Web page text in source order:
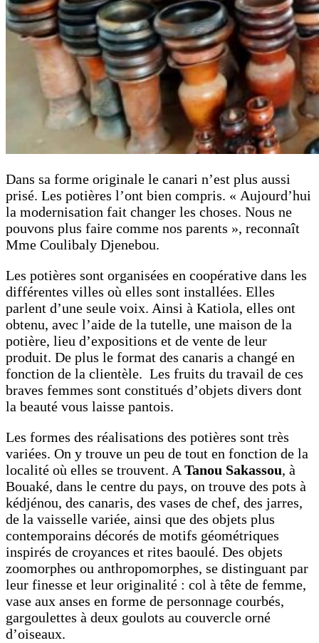
Dans sa forme originale le canari n’est plus aussi
prisé. Les potières l’ont bien compris. « Aujourd’hui
la modernisation fait changer les choses. Nous ne
pouvons plus faire comme nos parents », reconnaît
Mme Coulibaly Djenebou.
Les potières sont organisées en coopérative dans les
différentes villes où elles sont installées. Elles
parlent d’une seule voix. Ainsi à Katiola, elles ont
obtenu, avec l’aide de la tutelle, une maison de la
potière, lieu d’expositions et de vente de leur
produit. De plus le format des canaris a changé en
fonction de la clientèle. Les fruits du travail de ces
braves femmes sont constitués d’objets divers dont
la beauté vous laisse pantois.
Les formes des réalisations des potières sont très
variées. On y trouve un peu de tout en fonction de la
localité où elles se trouvent. A Tanou Sakassou, à
Bouaké, dans le centre du pays, on trouve des pots à
kédjénou, des canaris, des vases de chef, des jarres,
de la vaisselle variée, ainsi que des objets plus
contemporains décorés de motifs géométriques
inspirés de croyances et rites baoulé. Des objets
zoomorphes ou anthropomorphes, se distinguant par
leur finesse et leur originalité : col à tête de femme,
vase aux anses en forme de personnage courbés,
gargoulettes à deux goulots au couvercle orné
d’oiseaux.